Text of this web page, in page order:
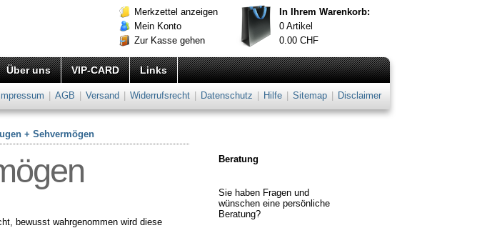
Merkzettel anzeigen
Mein Konto
Zur Kasse gehen
In Ihrem Warenkorb:
0 Artikel
0.00 CHF
Über uns VIP-CARD Links
Impressum AGB Versand Widerrufsrecht Datenschutz Hilfe Sitemap Disclaimer
+ Sehvermögen
bewusst wahrgenommen wird diese
Beratung
Sie haben Fragen und
wünschen eine persönliche
Beratung?